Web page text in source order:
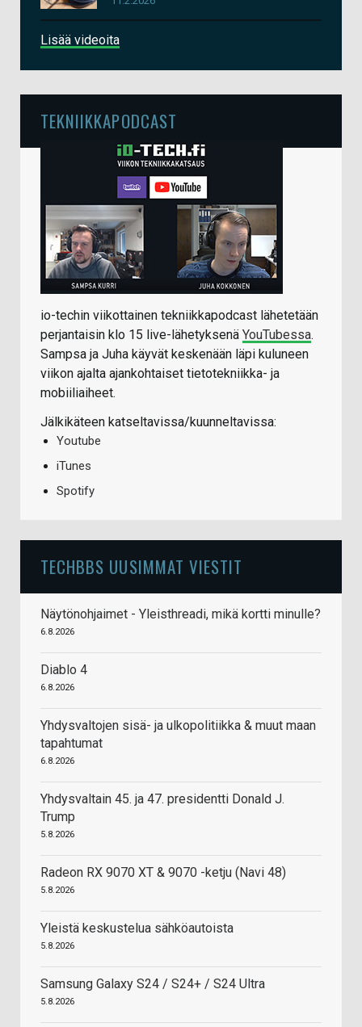
Lisää videoita
TEKNIIKKAPODCAST
io-techin viikottainen tekniikkapodcast lähetetään
perjantaisin klo 15 live-lähetyksenä YouTubessa.
Sampsa ja Juha käyvät keskenään läpi kuluneen
viikon ajalta ajankohtaiset tietotekniikka- ja
mobiiliaiheet.
Jälkikäteen katseltavissa/kuunneltavissa:
Youtube
iTunes
Spotify
TECHBBS UUSIMMAT VIESTIT
Näytönohjaimet - Yleisthreadi, mikä kortti minulle?
6.8.2026
Diablo 4
6.8.2026
Yhdysvaltojen sisä- ja ulkopolitiikka & muut maan
tapahtumat
6.8.2026
Yhdysvaltain 45. ja 47. presidentti Donald J.
Trump
5.8.2026
Radeon RX 9070 XT & 9070 -ketju (Navi 48)
5.8.2026
Yleistä keskustelua sähköautoista
5.8.2026
Samsung Galaxy S24 / S24+ / S24 Ultra
5.8.2026